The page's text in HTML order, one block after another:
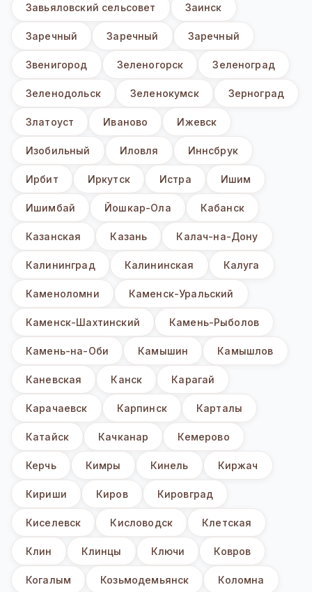
Завьяловский сельсовет Заинск
Заречный Заречный Заречный
Звенигород Зеленогорск Зеленоград
Зеленодольск Зеленокумск Зерноград
Златоуст Иваново Ижевск
Изобильный Иловля Иннсбрук
Ирбит Иркутск Истра Ишим
Ишимбай Йошкар-Ола Кабанск
Казанская Казань Калач-на-Дону
Калининград Калининская Калуга
Каменоломни Каменск-Уральский
Каменск-Шахтинский Камень-Рыболов
Камень-на-Оби Камышин Камышлов
Каневская Канск Карагай
Карачаевск Карпинск Карталы
Катайск Качканар Кемерово
Керчь Кимры Кинель Киржач
Кириши Киров Кировград
Киселевск Кисловодск Клетская
Клин Клинцы Ключи Ковров
Когалым Козьмодемьянск Коломна